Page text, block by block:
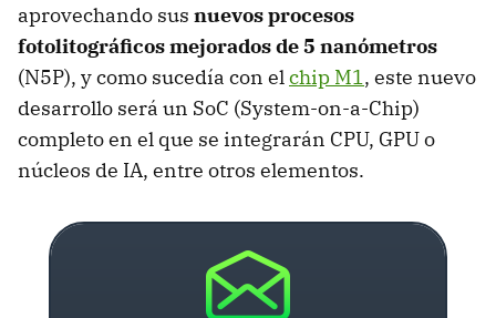
aprovechando sus nuevos procesos
fotolitográficos mejorados de 5 nanómetros
(N5P), y como sucedía con elchip M1, este nuevo
desarrollo será un SoC (System-on-a-Chip)
completo en el que se integrarán CPU, GPU o
núcleos de IA, entre otros elementos.